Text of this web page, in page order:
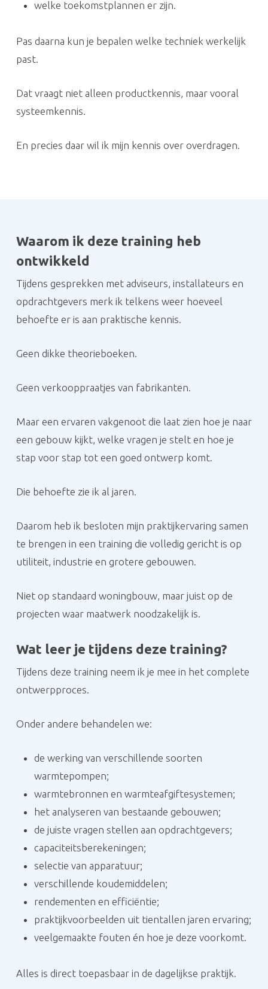
welke toekomstplannen er zijn.
Pas daarna kun je bepalen welke techniek werkelijk
past.
Dat vraagt niet alleen productkennis, maar vooral
systeemkennis.
En precies daar wil ik mijn kennis over overdragen.
Waarom ik deze training heb
ontwikkeld
Tijdens gesprekken met adviseurs, installateurs en
opdrachtgevers merk ik telkens weer hoeveel
behoefte er is aan praktische kennis.
Geen dikke theorieboeken.
Geen verkooppraatjes van fabrikanten.
Maar een ervaren vakgenoot die laat zien hoe je naar
een gebouw kijkt, welke vragen je stelt en hoe je
stap voor stap tot een goed ontwerp komt.
Die behoefte zie ik al jaren.
Daarom heb ik besloten mijn praktijkervaring samen
te brengen in een training die volledig gericht is op
utiliteit, industrie en grotere gebouwen.
Niet op standaard woningbouw, maar juist op de
projecten waar maatwerk noodzakelijk is.
Wat leer je tijdens deze training?
Tijdens deze training neem ik je mee in het complete
ontwerpproces.
Onder andere behandelen we:
de werking van verschillende soorten
warmtepompen;
warmtebronnen en warmteafgiftesystemen;
het analyseren van bestaande gebouwen;
de juiste vragen stellen aan opdrachtgevers;
capaciteitsberekeningen;
selectie van apparatuur;
verschillende koudemiddelen;
rendementen en efficiëntie;
praktijkvoorbeelden uit tientallen jaren ervaring;
veelgemaakte fouten én hoe je deze voorkomt.
Alles is direct toepasbaar in de dagelijkse praktijk.